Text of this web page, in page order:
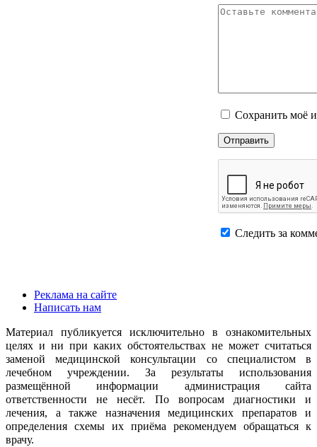
Сохранить моё
Следить за
Реклама на сайте
Написать нам
Материал публикуется исключительно в ознакомительных
целях и ни при каких обстоятельствах не может считаться
заменой медицинской консультации со специалистом в
лечебном учреждении. За результаты использования
размещённой информации администрация сайта
ответственности не несёт. По вопросам диагностики и
лечения, а также назначения медицинских препаратов и
определения схемы их приёма рекомендуем обращаться к
врачу.